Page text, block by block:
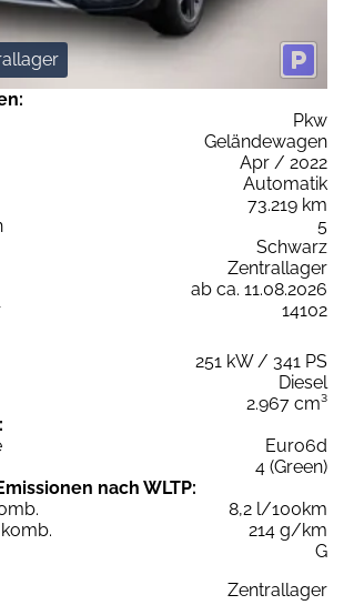
Pkw
Geländewagen
Apr / 2022
Automatik
73.219 km
5
Schwarz
Zentrallager
ab ca. 11.08.2026
14102
251 kW / 341 PS
Diesel
2.967 cm³
Euro6d
4 (Green)
nach WLTP:
8,2 l/100km
214 g/km
G
Zentrallager